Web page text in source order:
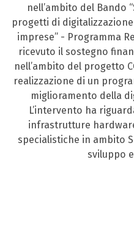
nell’ambito del Bando
progetti di
imprese” - Programma
ricevuto il sostegno
nell’ambito del progetto
realizzazione di un
miglioramento della
L’intervento ha
infrastrutture
specialistiche in ambito
sviluppo